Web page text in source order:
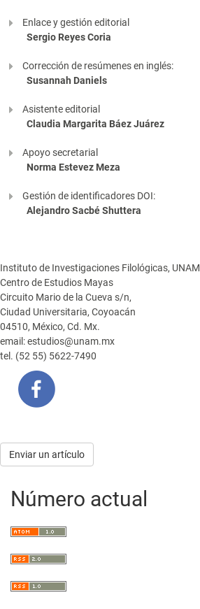
Enlace y gestión editorial
Sergio Reyes Coria
Corrección de resúmenes en inglés:
Susannah Daniels
Asistente editorial
Claudia Margarita Báez Juárez
Apoyo secretarial
Norma Estevez Meza
Gestión de identificadores DOI:
Alejandro Sacbé Shuttera
Instituto de Investigaciones Filológicas, UNAM
Centro de Estudios Mayas
Circuito Mario de la Cueva s/n,
Ciudad Universitaria, Coyoacán
04510, México, Cd. Mx.
email: estudios@unam.mx
tel. (52 55) 5622-7490
Enviar
artículo
Enviar un artículo
Número actual